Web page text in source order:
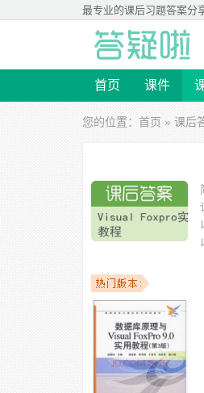
最专业的课后习题答案分
首页 课件
您的位置： 首页 » 课后